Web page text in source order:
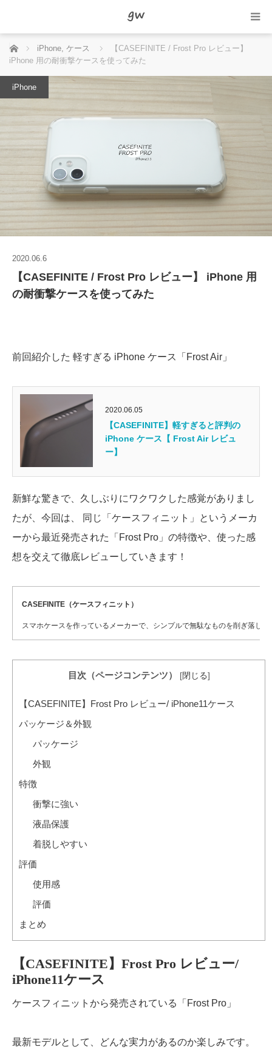
ホーム iPhone, ケース
【CASEFINITE / Frost Pro レビュー】
iPhone 用の耐衝撃ケースを使ってみた
iPhone
2020.06.6
【CASEFINITE / Frost Pro レビュー】 iPhone 用
の耐衝撃ケースを使ってみた
前回紹介した 軽すぎる iPhone ケース「Frost Air」
2020.06.05
【CASEFINITE】軽すぎると評判の
iPhone ケース【 Frost Air レビュ
ー】
新鮮な驚きで、久しぶりにワクワクした感覚がありまし
たが、今回は、 同じ「ケースフィニット」というメーカ
ーから最近発売された「Frost Pro」の特徴や、使った感
想を交えて徹底レビューしていきます！
CASEFINITE（ケースフィニット）
スマホケースを作っているメーカーで、シンプルで無駄なものを削ぎ落し
目次（ページコンテンツ） [閉じる]
【CASEFINITE】Frost Pro レビュー/ iPhone11ケース
パッケージ＆外観
パッケージ
外観
特徴
衝撃に強い
液晶保護
着脱しやすい
評価
使用感
評価
まとめ
【CASEFINITE】Frost Pro レビュー/
iPhone11ケース
ケースフィニットから発売されている「Frost Pro」
最新モデルとして、どんな実力があるのか楽しみです。